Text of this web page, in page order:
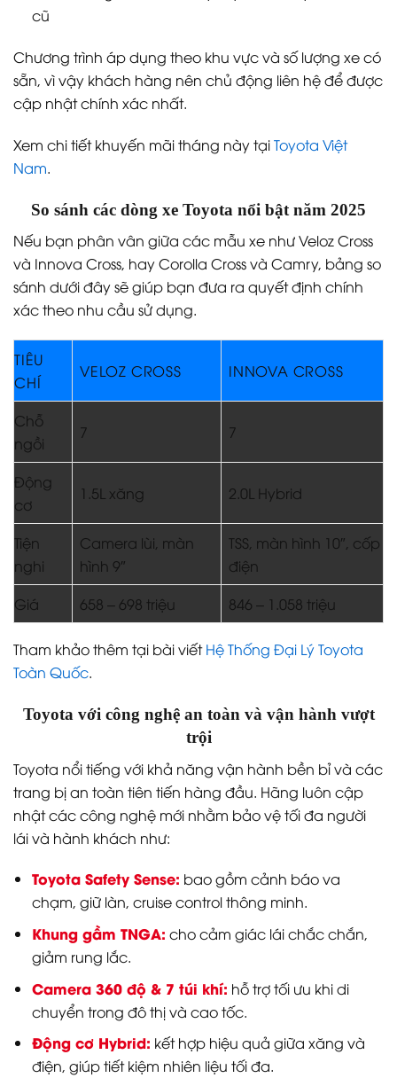
cũ
Chương trình áp dụng theo khu vực và số lượng xe có
sẵn, vì vậy khách hàng nên chủ động liên hệ để được
cập nhật chính xác nhất.
Xem chi tiết khuyến mãi tháng này tạiToyota Việt
Nam.
So sánh các dòng xe Toyota nổi bật năm 2025
Nếu bạn phân vân giữa các mẫu xe như Veloz Cross
và Innova Cross, hay Corolla Cross và Camry, bảng so
sánh dưới đây sẽ giúp bạn đưa ra quyết định chính
xác theo nhu cầu sử dụng.
TIÊU
CHÍ
VELOZ CROSS INNOVA CROSS
Chỗ
ngồi
7 7
Động
cơ
1.5L xăng 2.0L Hybrid
Tiện
nghi
Camera lùi, màn
hình 9″
TSS, màn hình 10″, cốp
điện
Giá
658 – 698 triệu 846 – 1.058 triệu
Tham khảo thêm tại bài viếtHệ Thống Đại Lý Toyota
Toàn Quốc.
Toyota với công nghệ an toàn và vận hành vượt
trội
Toyota nổi tiếng với khả năng vận hành bền bỉ và các
trang bị an toàn tiên tiến hàng đầu. Hãng luôn cập
nhật các công nghệ mới nhằm bảo vệ tối đa người
lái và hành khách như:
Toyota Safety Sense: bao gồm cảnh báo va
chạm, giữ làn, cruise control thông minh.
Khung gầm TNGA: cho cảm giác lái chắc chắn,
giảm rung lắc.
Camera 360 độ & 7 túi khí: hỗ trợ tối ưu khi di
chuyển trong đô thị và cao tốc.
Động cơ Hybrid: kết hợp hiệu quả giữa xăng và
điện, giúp tiết kiệm nhiên liệu tối đa.